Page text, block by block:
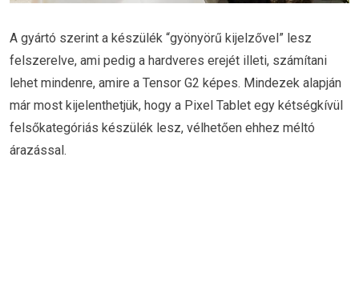
A gyártó szerint a készülék “gyönyörű kijelzővel” lesz
felszerelve, ami pedig a hardveres erejét illeti, számítani
lehet mindenre, amire a Tensor G2 képes. Mindezek alapján
már most kijelenthetjük, hogy a Pixel Tablet egy kétségkívül
felsőkategóriás készülék lesz, vélhetően ehhez méltó
árazással.